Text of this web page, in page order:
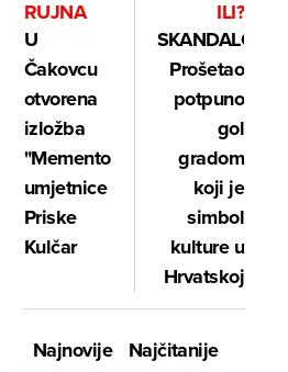
RUJNA
U
Čakovcu
otvorena
izložba
"Memento"
umjetnice
Priske
Kulčar
ILI?
SKANDALOZNO:
Prošetao
potpuno
gol
gradom
koji je
simbol
kulture u
Hrvatskoj
Najnovije
Najčitanije